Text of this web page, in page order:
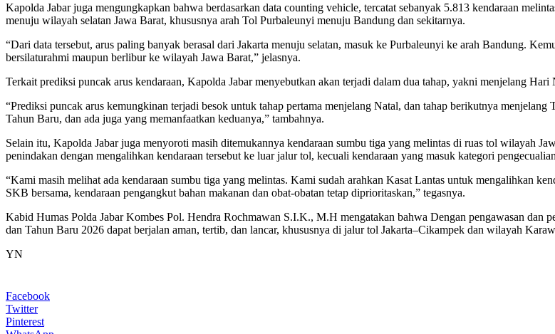
Kapolda Jabar juga mengungkapkan bahwa berdasarkan data counting vehicle, tercatat sebanyak 5.813 kendaraan
menuju wilayah selatan Jawa Barat, khususnya arah Tol Purbaleunyi menuju Bandung dan sekitarnya.
“Dari data tersebut, arus paling banyak berasal dari Jakarta menuju selatan, masuk ke Purbaleunyi ke arah Bandung.
bersilaturahmi maupun berlibur ke wilayah Jawa Barat,” jelasnya.
Terkait prediksi puncak arus kendaraan, Kapolda Jabar menyebutkan akan terjadi dalam dua tahap, yakni menjelang Hari
“Prediksi puncak arus kemungkinan terjadi besok untuk tahap pertama menjelang Natal, dan tahap berikutnya
Tahun Baru, dan ada juga yang memanfaatkan keduanya,” tambahnya.
Selain itu, Kapolda Jabar juga menyoroti masih ditemukannya kendaraan sumbu tiga yang melintas di ruas tol wilayah
penindakan dengan mengalihkan kendaraan tersebut ke luar jalur tol, kecuali kendaraan yang masuk kategori
“Kami masih melihat ada kendaraan sumbu tiga yang melintas. Kami sudah arahkan Kasat Lantas untuk mengalihkan
SKB bersama, kendaraan pengangkut bahan makanan dan obat-obatan tetap diprioritaskan,” tegasnya.
Kabid Humas Polda Jabar Kombes Pol. Hendra Rochmawan S.I.K., M.H mengatakan bahwa Dengan pengawasan dan
dan Tahun Baru 2026 dapat berjalan aman, tertib, dan lancar, khususnya di jalur tol Jakarta–Cikampek dan wilayah
YN
Facebook
Twitter
Pinterest